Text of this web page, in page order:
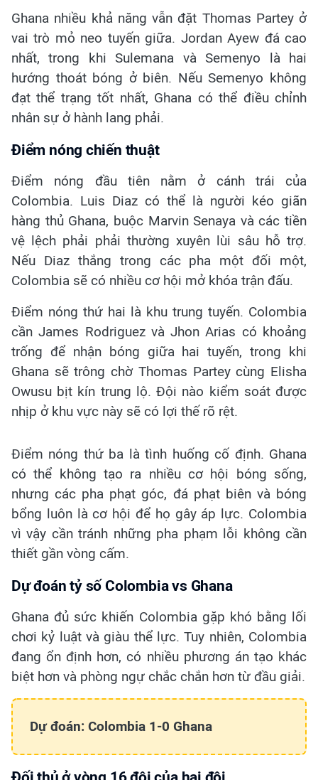
Ghana nhiều khả năng vẫn đặt Thomas Partey ở
vai trò mỏ neo tuyến giữa. Jordan Ayew đá cao
nhất, trong khi Sulemana và Semenyo là hai
hướng thoát bóng ở biên. Nếu Semenyo không
đạt thể trạng tốt nhất, Ghana có thể điều chỉnh
nhân sự ở hành lang phải.
Điểm nóng chiến thuật
Điểm nóng đầu tiên nằm ở cánh trái của
Colombia. Luis Diaz có thể là người kéo giãn
hàng thủ Ghana, buộc Marvin Senaya và các tiền
vệ lệch phải phải thường xuyên lùi sâu hỗ trợ.
Nếu Diaz thắng trong các pha một đối một,
Colombia sẽ có nhiều cơ hội mở khóa trận đấu.
Điểm nóng thứ hai là khu trung tuyến. Colombia
cần James Rodriguez và Jhon Arias có khoảng
trống để nhận bóng giữa hai tuyến, trong khi
Ghana sẽ trông chờ Thomas Partey cùng Elisha
Owusu bịt kín trung lộ. Đội nào kiểm soát được
nhịp ở khu vực này sẽ có lợi thế rõ rệt.
Điểm nóng thứ ba là tình huống cố định. Ghana
có thể không tạo ra nhiều cơ hội bóng sống,
nhưng các pha phạt góc, đá phạt biên và bóng
bổng luôn là cơ hội để họ gây áp lực. Colombia
vì vậy cần tránh những pha phạm lỗi không cần
thiết gần vòng cấm.
Dự đoán tỷ số Colombia vs Ghana
Ghana đủ sức khiến Colombia gặp khó bằng lối
chơi kỷ luật và giàu thể lực. Tuy nhiên, Colombia
đang ổn định hơn, có nhiều phương án tạo khác
biệt hơn và phòng ngự chắc chắn hơn từ đầu giải.
Dự đoán: Colombia 1-0 Ghana